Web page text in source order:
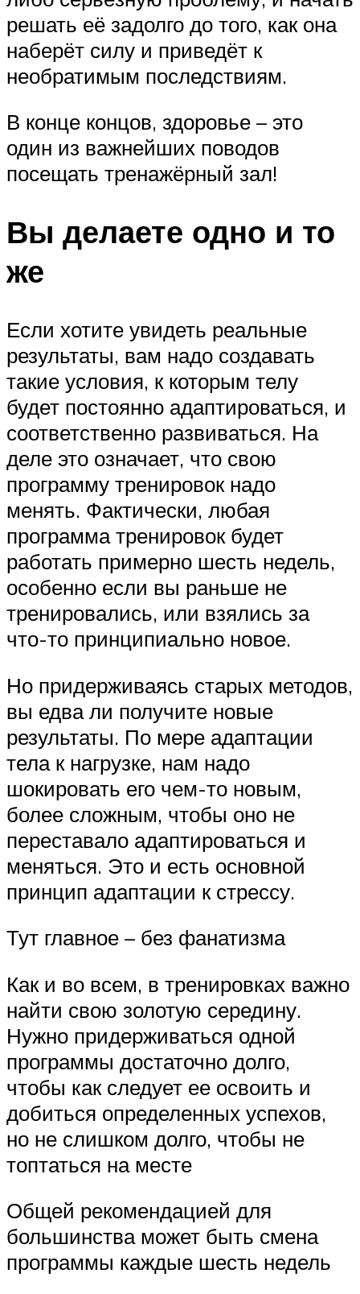
решать её задолго до того, как она
наберёт силу и приведёт к
необратимым последствиям.
В конце концов, здоровье – это
один из важнейших поводов
посещать тренажёрный зал!
Вы делаете одно и то
же
Если хотите увидеть реальные
результаты, вам надо создавать
такие условия, к которым телу
будет постоянно адаптироваться, и
соответственно развиваться. На
деле это означает, что свою
программу тренировок надо
менять. Фактически, любая
программа тренировок будет
работать примерно шесть недель,
особенно если вы раньше не
тренировались, или взялись за
что-то принципиально новое.
Но придерживаясь старых методов,
вы едва ли получите новые
результаты. По мере адаптации
тела к нагрузке, нам надо
шокировать его чем-то новым,
более сложным, чтобы оно не
переставало адаптироваться и
меняться. Это и есть основной
принцип адаптации к стрессу.
Тут главное – без фанатизма
Как и во всем, в тренировках важно
найти свою золотую середину.
Нужно придерживаться одной
программы достаточно долго,
чтобы как следует ее освоить и
добиться определенных успехов,
но не слишком долго, чтобы не
топтаться на месте
Общей рекомендацией для
большинства может быть смена
программы каждые шесть недель